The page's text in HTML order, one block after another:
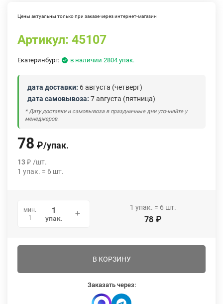
Цены актуальны только при заказе через интернет-магазин
Артикул: 45107
Екатеринбург: в наличии 2804 упак.
дата доставки: 6 августа (четверг)
дата самовывоза: 7 августа (пятница)
* Дату доставки и самовывоза в праздничные дни уточняйте у
менеджеров.
78 ₽/упак.
13 ₽ /шт.
1 упак. = 6 шт.
мин.
1
упак.
1 упак. = 6 шт.
78 ₽
В КОРЗИНУ
Заказать через: